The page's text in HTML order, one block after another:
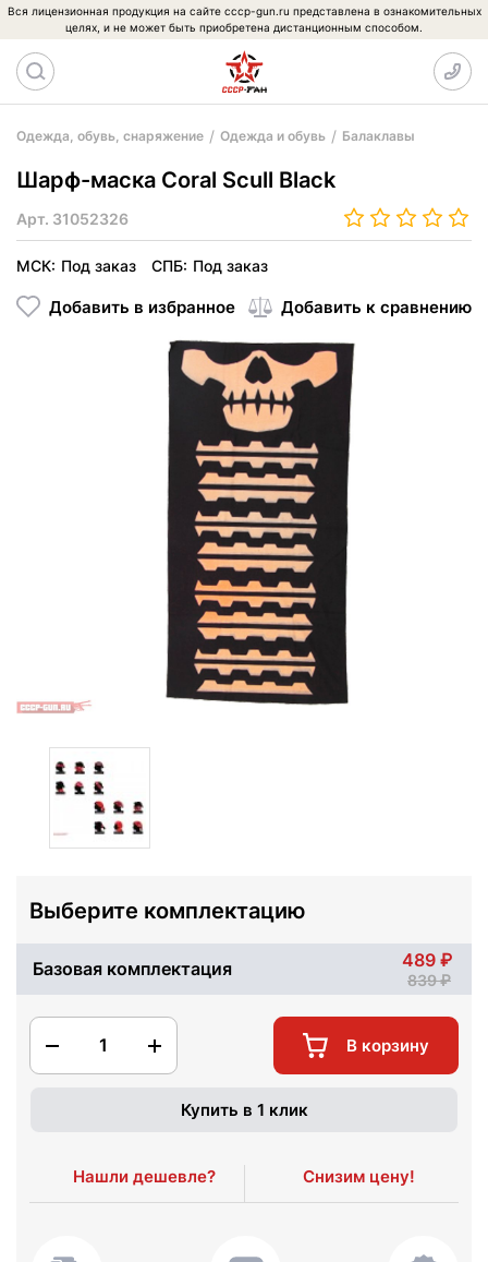
Вся лицензионная продукция на сайте cccp-gun.ru представлена в ознакомительных
целях, и не может быть приобретена дистанционным способом.
Одежда, обувь, снаряжение Одежда и обувь Балаклавы
Шарф-маска Coral Scull Black
Арт. 31052326
МСК: Под заказ СПБ: Под заказ
Добавить в избранное Добавить к сравнению
Выберите комплектацию
Базовая комплектация 489
839
1 В корзину
Купить в 1 клик
Нашли дешевле? Снизим цену!